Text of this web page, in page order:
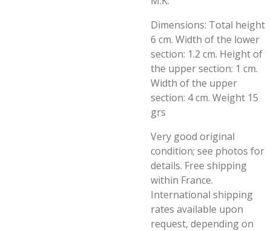
Dimensions: Total height
6 cm. Width of the lower
section: 1.2 cm. Height of
the upper section: 1 cm.
Width of the upper
section: 4 cm. Weight 15
grs
Very good original
condition; see photos for
details. Free shipping
within France.
International shipping
rates available upon
request, depending on